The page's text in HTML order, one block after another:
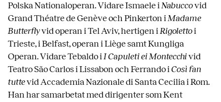
Polska Nationaloperan. Vidare Ismaele iNabuccovid
Grand Théatre de Genève och Pinkerton iMadame
Butterflyvid operan i Tel Aviv, hertigen iRigolettoi
Trieste, i Belfast, operan i Liège samt Kungliga
Operan. Vidare Tebaldo iI Capuleti ei Montecchivid
Teatro São Carlos i Lissabon och Ferrando iCosì fan
tuttevid Accademia Nazionale di Santa Cecilia i Rom.
Han har samarbetat med dirigenter som Kent